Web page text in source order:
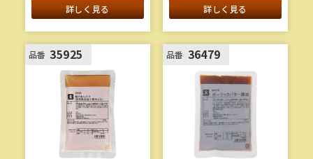
しソースです。具材感が
強く、時間が経ってもタ
レ落ちしません。
詳しく見る
うすくちあんです。ほど
よいとろみがあり、かけ
るだけで照りツヤよく仕
上がります。
詳しく見る
品番 35925 品番 36479